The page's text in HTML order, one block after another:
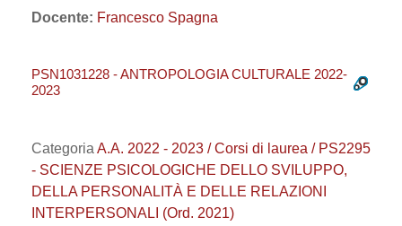
Docente: Francesco Spagna
PSN1031228 - ANTROPOLOGIA CULTURALE 2022-
2023
Categoria A.A. 2022 - 2023 / Corsi di laurea / PS2295
- SCIENZE PSICOLOGICHE DELLO SVILUPPO,
DELLA PERSONALITÀ E DELLE RELAZIONI
INTERPERSONALI (Ord. 2021)